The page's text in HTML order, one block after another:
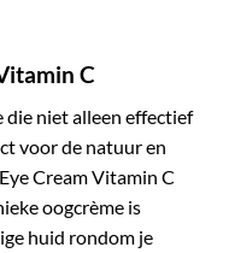
C
die niet alleen effectief
voor de natuur en
Cream Vitamin C
oogcrème is
huid rondom je